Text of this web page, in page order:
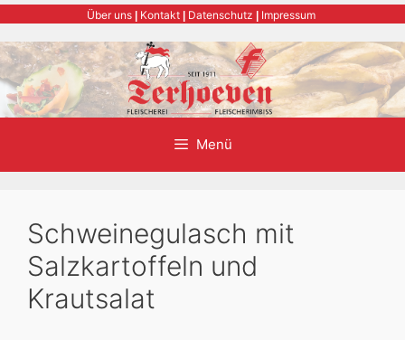
springen
Über uns Kontakt Datenschutz Impressum
Menü
Schweinegulasch mit
Salzkartoffeln und
Krautsalat